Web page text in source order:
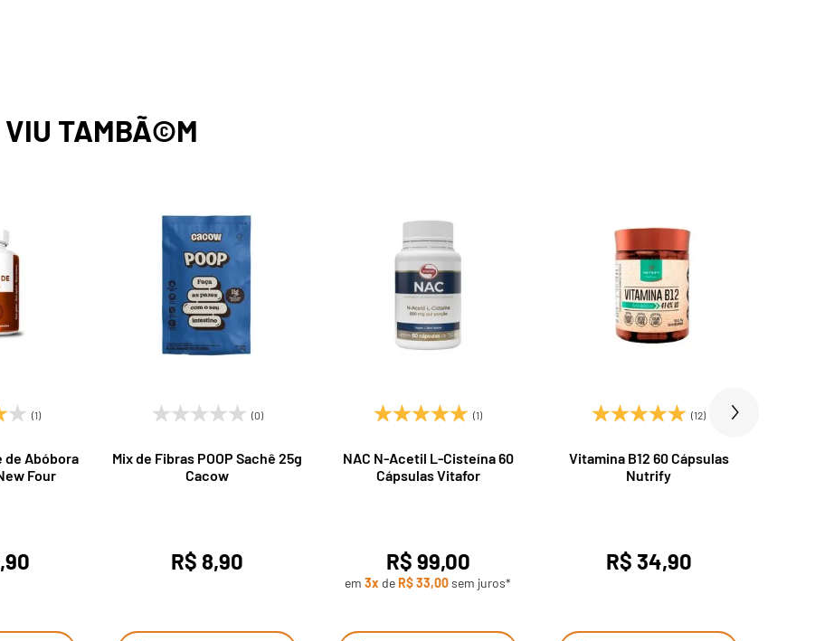
VIU TAMBÃ©M
(1)
de Abóbora
Four
(0)
Mix de Fibras POOP Sachê 25g
Cacow
R$ 8,90
(1)
NAC N-Acetil L-Cisteína 60
Cápsulas Vitafor
R$ 99,00
em 3x deR$ 33,00sem juros*
(12)
Vitamina B12 60 Cápsulas
Nutrify
R$ 34,90